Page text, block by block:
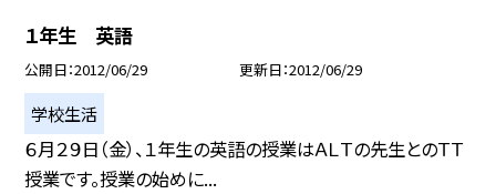
１年生 英語
公開日 2012/06/29 更新日 2012/06/29
学校生活
６月２９日（金）、１年生の英語の授業はＡＬＴの先生とのＴＴ
授業です。授業の始めに...